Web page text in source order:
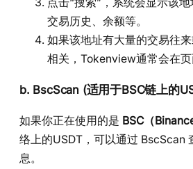
交易历史、余额等。
如果该地址有大量的交易往
相关，Tokenview通常会在页
b. BscScan (适用于BSC链上的
如果你正在使用的是 BSC（
络上的USDT，可以通过 BscScan
息。